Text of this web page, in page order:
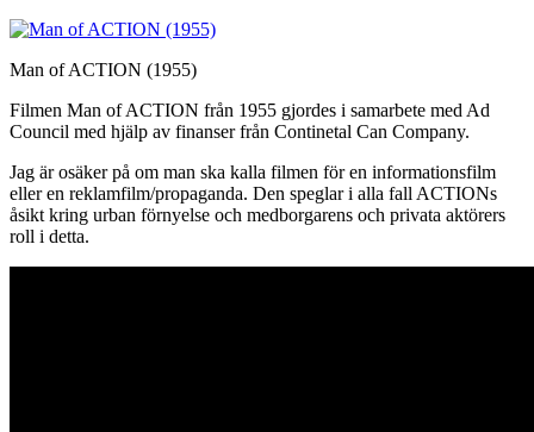
Man of ACTION (1955)
Filmen Man of ACTION från 1955 gjordes i samarbete med Ad
Council med hjälp av finanser från Continetal Can Company.
Jag är osäker på om man ska kalla filmen för en informationsfilm
eller en reklamfilm/propaganda. Den speglar i alla fall ACTIONs
åsikt kring urban förnyelse och medborgarens och privata aktörers
roll i detta.